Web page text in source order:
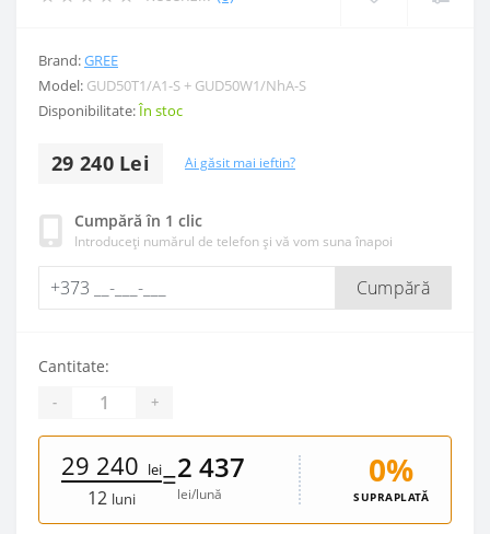
Brand:GREE
Model: GUD50T1/A1-S + GUD50W1/NhA-S
Disponibilitate:În stoc
29 240 Lei Ai găsit mai ieftin?
Cumpără în 1 clic
Introduceți numărul de telefon și vă vom suna înapoi
Cumpără
Cantitate:
- +
29 240 lei
12 luni
=2 437
lei/lună
0%
SUPRAPLATĂ